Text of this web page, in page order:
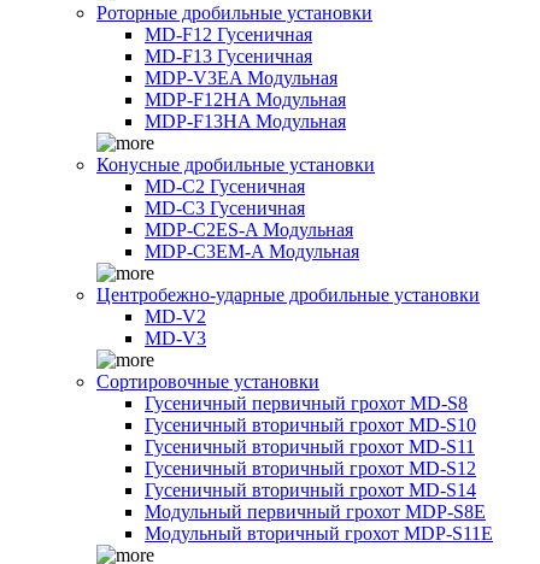
Роторные дробильные установки
MD-F12 Гусеничная
MD-F13 Гусеничная
MDP-V3EA Модульная
MDP-F12HA Модульная
MDP-F13HA Модульная
Конусные дробильные установки
MD-C2 Гусеничная
MD-C3 Гусеничная
MDP-C2ES-A Модульная
MDP-C3EM-A Модульная
Центробежно-ударные дробильные установки
MD-V2
MD-V3
Сортировочные установки
Гусеничный первичный грохот MD-S8
Гусеничный вторичный грохот MD-S10
Гусеничный вторичный грохот MD-S11
Гусеничный вторичный грохот MD-S12
Гусеничный вторичный грохот MD-S14
Модульный первичный грохот MDP-S8E
Модульный вторичный грохот MDP-S11E